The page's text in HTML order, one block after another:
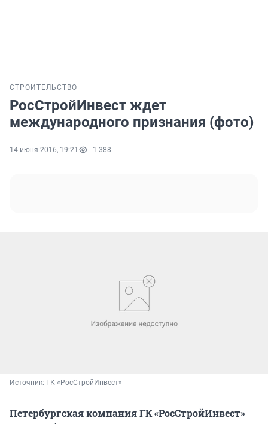
СТРОИТЕЛЬСТВО
РосСтройИнвест ждет
международного признания (фото)
14 июня 2016, 19:21 1 388
Источник: ГК «РосСтройИнвест»
Петербургская компания ГК «РосСтройИнвест»